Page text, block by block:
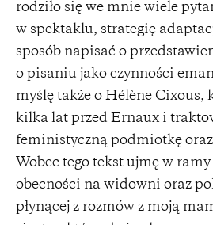
rodziło się we mnie wiele
w spektaklu, strategię
sposób napisać o
o pisaniu jako czynności
myślę także o Hélène Cixous,
kilka lat przed Ernaux i
feministyczną podmiotkę oraz
Wobec tego tekst ujmę w
obecności na widowni oraz
płynącej z rozmów z moją